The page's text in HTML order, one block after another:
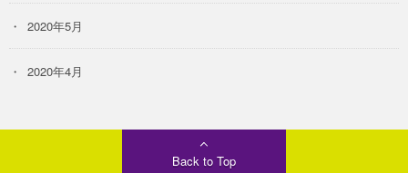
2020年5月
2020年4月
Back to Top